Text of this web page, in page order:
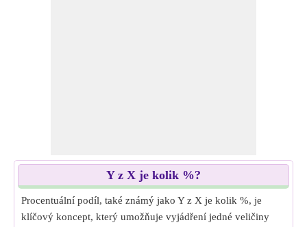
Y z X je kolik %?
Procentuální podíl, také známý jako Y z X je kolik %, je
klíčový koncept, který umožňuje vyjádření jedné veličiny